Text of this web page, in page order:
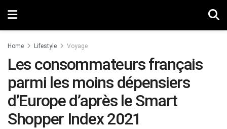
Home Lifestyle Voyage
Les consommateurs français
parmi les moins dépensiers
d’Europe d’après le Smart
Shopper Index 2021